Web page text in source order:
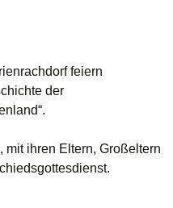
feiern
der
mit ihren Eltern, Großeltern